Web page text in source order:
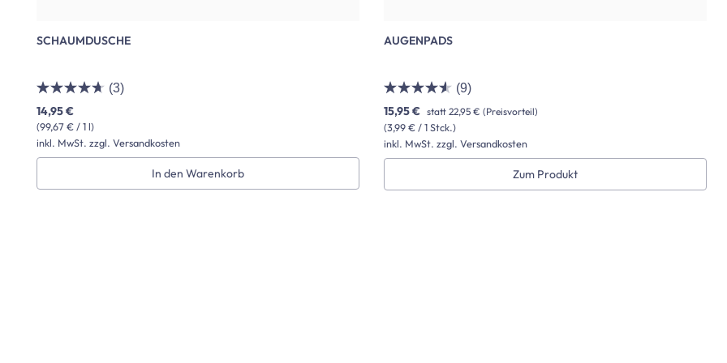
SCHAUMDUSCHE
(3)
(99,67 € / 1 l)
14,95 €
inkl. MwSt. zzgl. Versandkosten
In den Warenkorb
AUGENPADS
(9)
(3,99 € / 1 Stck.)
15,95 € statt 22,95 € (Preisvorteil)
inkl. MwSt. zzgl. Versandkosten
Zum Produkt